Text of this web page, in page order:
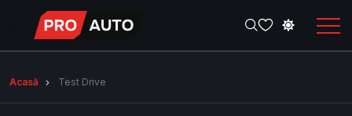
Acasă Test Drive